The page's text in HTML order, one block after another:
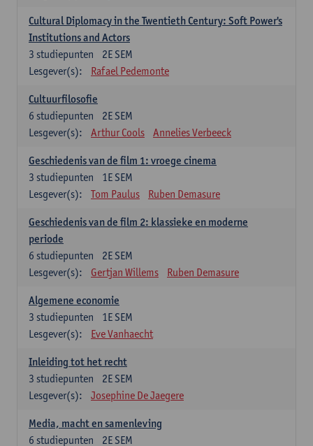
Cultural Diplomacy in the Twentieth Century: Soft Power's
Institutions and Actors
2E SEM
3 studiepunten
Lesgever(s):
Rafael Pedemonte
Cultuurfilosofie
2E SEM
6 studiepunten
Lesgever(s):
Arthur Cools Annelies Verbeeck
Geschiedenis van de film 1: vroege cinema
1E SEM
3 studiepunten
Lesgever(s):
Tom Paulus Ruben Demasure
Geschiedenis van de film 2: klassieke en moderne
periode
2E SEM
6 studiepunten
Lesgever(s):
Gertjan Willems Ruben Demasure
Algemene economie
1E SEM
3 studiepunten
Lesgever(s):
Eve Vanhaecht
Inleiding tot het recht
2E SEM
3 studiepunten
Lesgever(s):
Josephine De Jaegere
Media, macht en samenleving
2E SEM
6 studiepunten